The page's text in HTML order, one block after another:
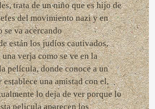
trata de un niño que es hijo de
del movimiento nazi y en
se va acercando
están los judíos cautivados,
verja como se ve en la
película, donde conoce a un
una amistad con el,
lo deja de ver porque lo
pelicula aparecen los